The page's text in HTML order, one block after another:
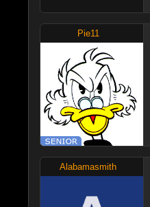
Pie11
Alabamasmith